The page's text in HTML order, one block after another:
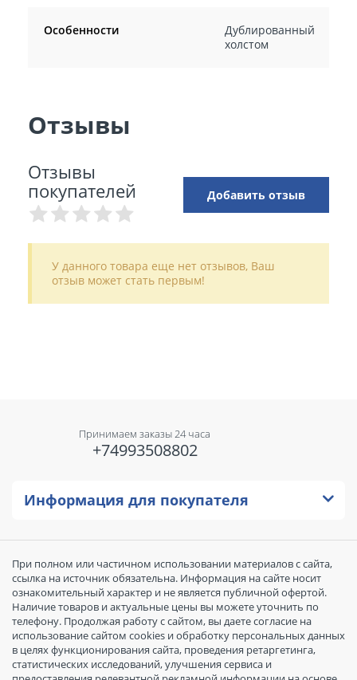
Особенности
Дублированный
холстом
Отзывы
Отзывы
покупателей
Добавить отзыв
У данного товара еще нет отзывов, Ваш
отзыв может стать первым!
Принимаем заказы 24 часа
+74993508802
Информация для покупателя
При полном или частичном использовании материалов с сайта,
ссылка на источник обязательна. Информация на сайте носит
ознакомительный характер и не является публичной офертой.
Наличие товаров и актуальные цены вы можете уточнить по
телефону. Продолжая работу с сайтом, вы даете согласие на
использование сайтом cookies и обработку персональных данных
в целях функционирования сайта, проведения ретаргетинга,
статистических исследований, улучшения сервиса и